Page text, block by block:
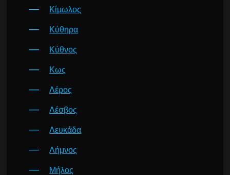
Κίμωλος
Κύθηρα
Κύθνος
Κως
Λέρος
Λέσβος
Λευκάδα
Λήμνος
Μήλος